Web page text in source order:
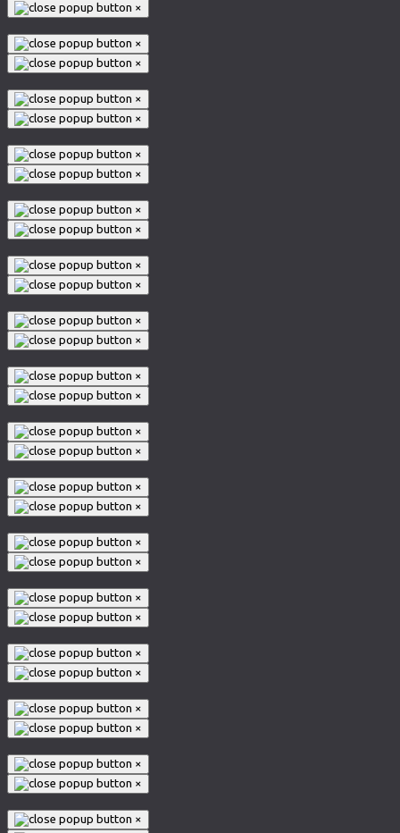
×
×
×
×
×
×
×
×
×
×
×
×
×
×
×
×
×
×
×
×
×
×
×
×
×
×
×
×
×
×